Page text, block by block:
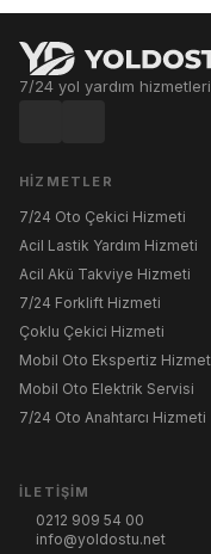
7/24 yol yardım
HIZMETLER
7/24 Oto Çekici Hizmeti
Acil Lastik Yardım Hizmeti
Acil Akü Takviye Hizmeti
7/24 Forklift Hizmeti
Çoklu Çekici Hizmeti
Mobil Oto Ekspertiz
Mobil Oto Elektrik Servisi
7/24 Oto Anahtarcı Hizmeti
İLETIŞIM
0212 909 54 00
info@yoldostu.net